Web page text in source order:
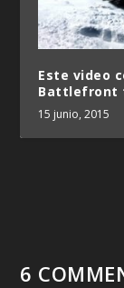
Este video
Battlefront
15 junio, 2015
6